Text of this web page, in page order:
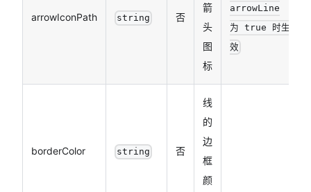
arrowIconPath string 否
箭
头
图
标
arrowLine
为 true 时生
效
borderColor string 否
线
的
边
框
颜